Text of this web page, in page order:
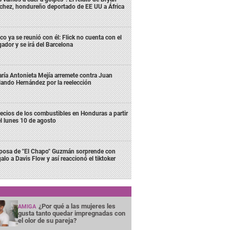
hondureño deportado de EE UU a África
ya se reunió con él: Flick no cuenta con el
y se irá del Barcelona
Antonieta Mejía arremete contra Juan
Hernández por la reelección
de los combustibles en Honduras a partir
lunes 10 de agosto
de "El Chapo" Guzmán sorprende con
a Davis Flow y así reaccionó el tiktoker
AMIGA ¿Por qué a las mujeres les
gusta tanto quedar impregnadas con
el olor de su pareja?